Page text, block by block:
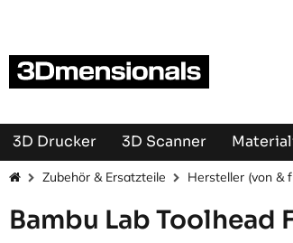
3D Drucker 3D Scanner
Zubehör & Ersatzteile Hersteller (von &
Bambu Lab Toolhead